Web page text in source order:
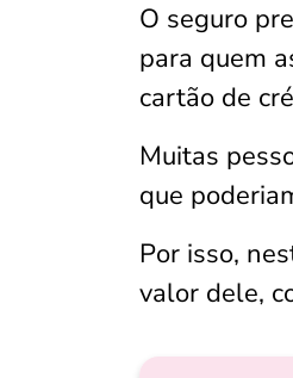
O seguro
para quem
cartão de
Muitas
que
Por isso,
valor dele,